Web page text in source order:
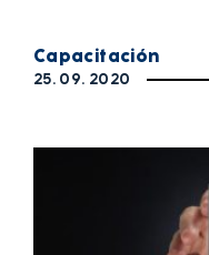
Capacitación
25. 09. 2020